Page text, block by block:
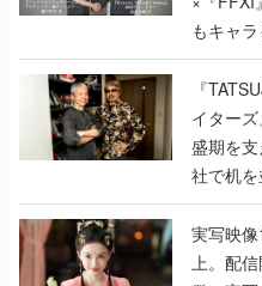
もキャ
で作り
く
『
イター
盛期を
社で机
『
んだレ
実写映
上。配